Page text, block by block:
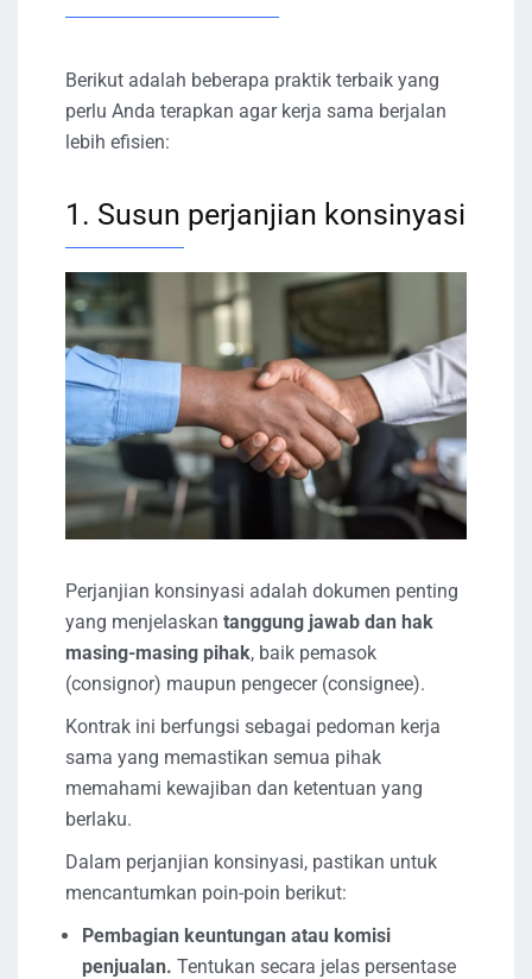
Berikut adalah beberapa praktik terbaik yang
perlu Anda terapkan agar kerja sama berjalan
lebih efisien:
1. Susun perjanjian konsinyasi
Perjanjian konsinyasi adalah dokumen penting
yang menjelaskan tanggung jawab dan hak
masing-masing pihak, baik pemasok
(consignor) maupun pengecer (consignee).
Kontrak ini berfungsi sebagai pedoman kerja
sama yang memastikan semua pihak
memahami kewajiban dan ketentuan yang
berlaku.
Dalam perjanjian konsinyasi, pastikan untuk
mencantumkan poin-poin berikut:
Pembagian keuntungan atau komisi
penjualan. Tentukan secara jelas persentase